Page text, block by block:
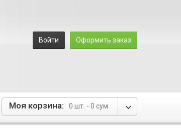
Войти Оформить заказ
Моя корзина: 0 шт. - 0 сум